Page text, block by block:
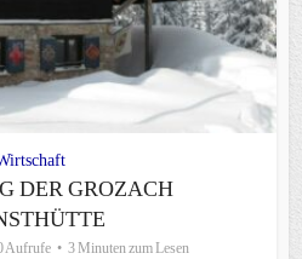
DER GROZACH
Aufrufe 3 Minuten zum Lesen